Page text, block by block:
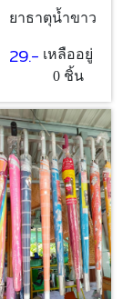
ยาธาตุน้ำขาว
29.- เหลืออยู่
0 ชิ้น